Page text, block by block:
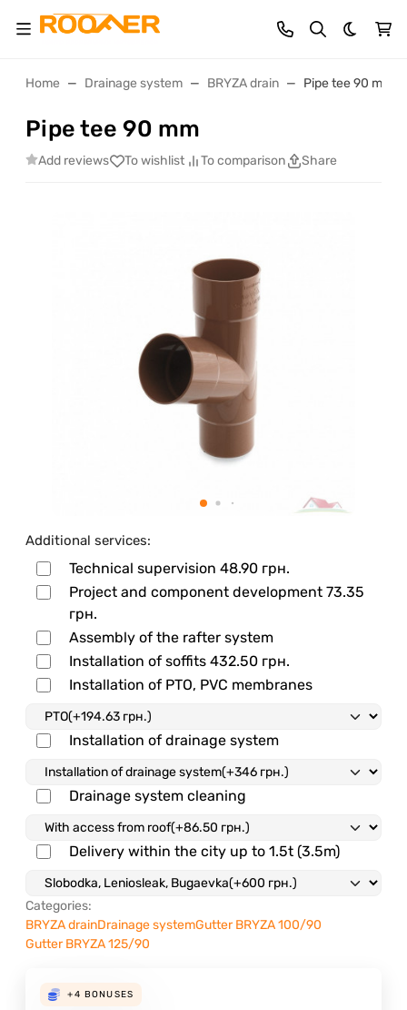
Dark
Home Drainage system BRYZA drain Pipe tee 90 mm
Pipe tee 90 mm
Add reviews To wishlist To comparison Share
Additional services:
Technical supervision 48.90 грн.
Project and component development 73.35
грн.
Assembly of the rafter system
Installation of soffits 432.50 грн.
Installation of PTO, PVC membranes
Installation of drainage system
Drainage system cleaning
Delivery within the city up to 1.5t (3.5m)
Categories:
BRYZA drainDrainage systemGutter BRYZA 100/90
Gutter BRYZA 125/90
+4 BONUSES